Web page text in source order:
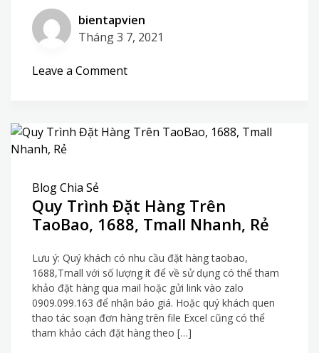
bientapvien
Tháng 3 7, 2021
Leave a Commenton
Cần
Cư
Thông
Blog Chia Sẻ
Quy Trình Đặt Hàng Trên
TaoBao, 1688, Tmall Nhanh, Rẻ
Lưu ý: Quý khách có nhu cầu đặt hàng taobao,
1688,Tmall với số lượng ít để về sử dụng có thể tham
khảo đặt hàng qua mail hoặc gửi link vào zalo
0909.099.163 để nhận báo giá. Hoặc quý khách quen
thao tác soạn đơn hàng trên file Excel cũng có thể
tham khảo cách đặt hàng theo […]